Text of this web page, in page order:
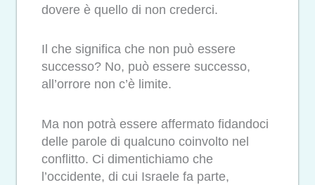
dovere è quello di non crederci.
Il che significa che non può essere
successo? No, può essere successo,
all’orrore non c’è limite.
Ma non potrà essere affermato fidandoci
delle parole di qualcuno coinvolto nel
conflitto. Ci dimentichiamo che
l’occidente, di cui Israele fa parte,